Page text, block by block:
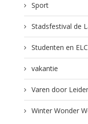
Sport
Stadsfestival de
Studenten en
vakantie
Varen door
Winter Wonder